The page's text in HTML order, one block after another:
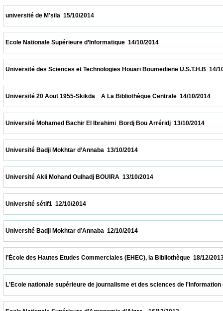
université de M'sila  15/10/2014
Ecole Nationale Supérieure d’Informatique  14/10/2014
Université des Sciences et Technologies Houari Boumediene
Université 20 Aout 1955-Skikda    A La Bibliothèque Centrale
Université Mohamed Bachir El Ibrahimi  Bordj Bou Arréridj  13/
Université Badji Mokhtar d’Annaba  13/10/2014
Université Akli Mohand Oulhadj BOUIRA  13/10/2014
Université sétif1  12/10/2014
Université Badji Mokhtar d’Annaba  12/10/2014
l’École des Hautes Etudes Commerciales (EHEC), la
L'Ecole nationale supérieure de journalisme et des sciences de